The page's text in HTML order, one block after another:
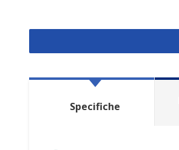
Specifiche